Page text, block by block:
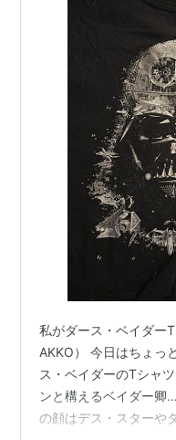
私がダース・ベイダー
AKKO） 今日はちょっ
ス・ベイダーのTシャ
ンと構えるベイダー卿
の顔はデス・スターや